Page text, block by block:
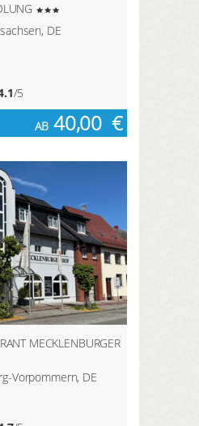
DE
/5
AB 40,00 €
MECKLENBURGER
Vorpommern, DE